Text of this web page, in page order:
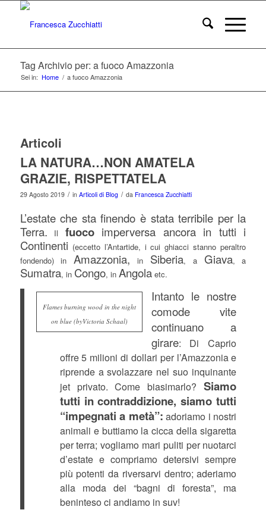
Tag Archivio per: a fuoco Amazzonia
Sei in: Home / a fuoco Amazzonia
Articoli
LA NATURA…NON AMATELA
GRAZIE, RISPETTATELA
29 Agosto 2019 / in Articoli di Blog / da Francesca Zucchiatti
L’estate che sta finendo è stata terribile per la
Terra. Ilfuoco imperversa ancora in tutti i
Continenti (eccetto l’Antartide, i cui ghiacci stanno peraltro
fondendo) inAmazzonia, in Siberia, a Giava, a
Sumatra, in Congo, in Angolaetc.
Flames burning wood in the night
on blue (byVictoria Schaal)
Intanto le nostre
comode vite
continuano a
girare: Di Caprio
offre 5 milioni di dollari per l’Amazzonia e
riprende a svolazzare nel suo inquinante
jet privato. Come biasimarlo?Siamo
tutti in contraddizione, siamo tutti
“impegnati a metà”: adoriamo i nostri
animali e buttiamo la cicca della sigaretta
per terra; vogliamo mari puliti per nuotarci
d’estate e compriamo detersivi sempre
più potenti da riversarvi dentro; aderiamo
alla moda dei “bagni di foresta”, ma
beninteso ci andiamo in suv!